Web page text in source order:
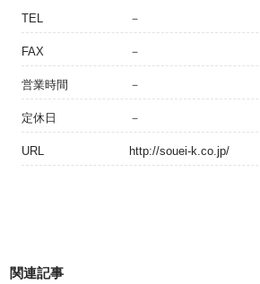
TEL －
FAX －
営業時間 －
定休日 －
URL http://souei-k.co.jp/
関連記事